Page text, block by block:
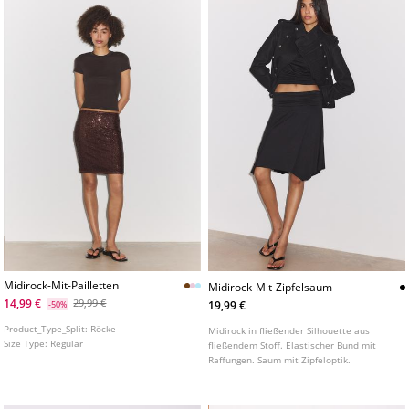
Midirock-Mit-Pailletten
14,99 €
-50% 29,99 €
Product_Type_Split: Röcke
Size Type: Regular
Midirock-Mit-Zipfelsaum
19,99 €
Midirock in fließender Silhouette aus
fließendem Stoff. Elastischer Bund mit
Raffungen. Saum mit Zipfeloptik.